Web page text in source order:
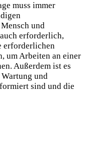
muss immer
und
erforderlich,
erforderlichen
um Arbeiten an einer
Außerdem ist es
und
sind und die